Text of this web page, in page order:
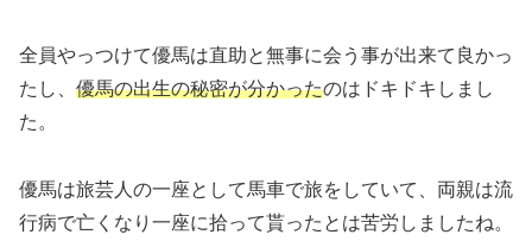
全員やっつけて優馬は直助と無事に会う事が出来て良かっ
たし、 優馬の出生の秘密が分かったのはドキドキしまし
た。
優馬は旅芸人の一座として馬車で旅をしていて、両親は流
行病で亡くなり一座に拾って貰ったとは苦労しましたね。